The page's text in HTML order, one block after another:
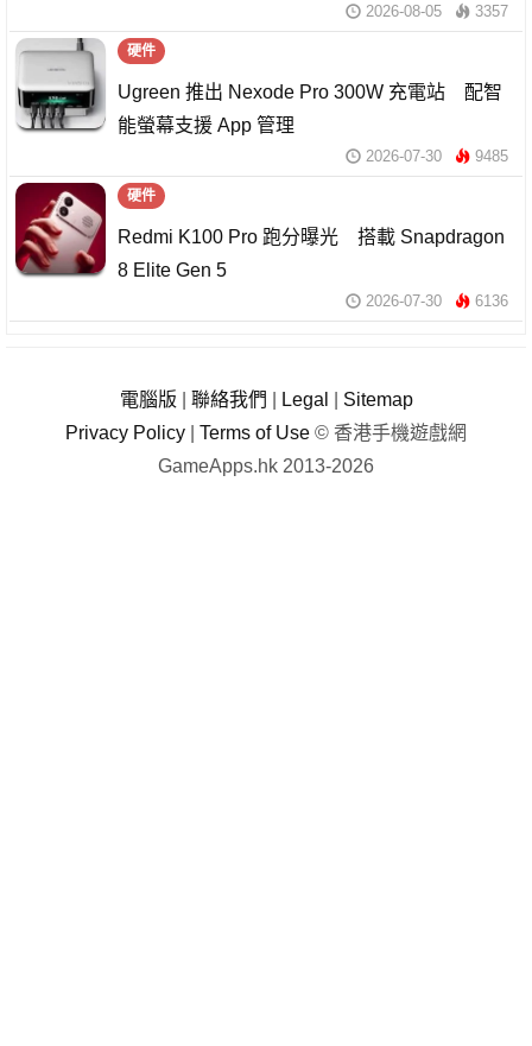
2026-08-05 3357
硬件
Ugreen 推出 Nexode Pro 300W 充電站 配智
能螢幕支援 App 管理
2026-07-30 9485
硬件
Redmi K100 Pro 跑分曝光 搭載 Snapdragon
8 Elite Gen 5
2026-07-30 6136
電腦版 聯絡我們 Legal
Sitemap
Privacy Policy
Terms of Use © 香港手機遊戲網
GameApps.hk 2013-2026